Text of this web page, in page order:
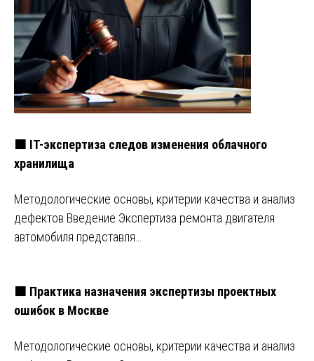
🟧 IT-экспертиза следов изменения облачного
хранилища
Методологические основы, критерии качества и анализ
дефектов Введение Экспертиза ремонта двигателя
автомобиля представля…
🟧 Практика назначения экспертизы проектных
ошибок в Москве
Методологические основы, критерии качества и анализ